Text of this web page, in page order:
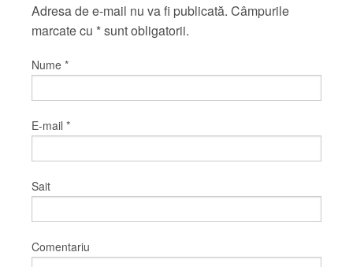
Adresa de e-mail nu va fi publicată. Câmpurile
marcate cu *sunt obligatorii.
Nume *
E-mail *
Sait
Comentariu